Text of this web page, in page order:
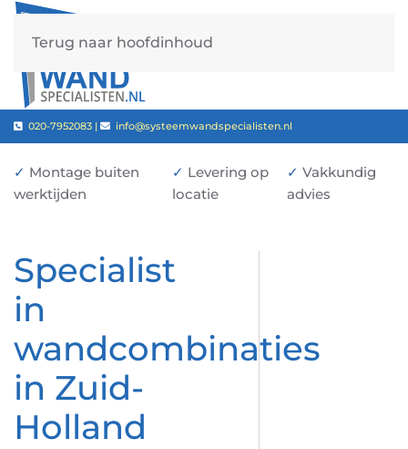
Terug naar hoofdinhoud
020-7952083 | info@systeemwandspecialisten.nl
✓ Montage buiten
werktijden
✓ Levering op
locatie
✓ Vakkundig
advies
Specialist
in
wandcombinaties
in Zuid-
Holland